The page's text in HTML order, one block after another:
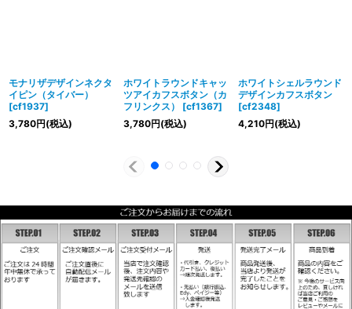
モナリザデザインネクタ
イピン（タイバー）
[cf1937]
3,780円(税込)
ホワイトラウンドキャッ
ツアイカフスボタン（カ
フリンクス）
[cf1367]
3,780円(税込)
ホワイトシェルラウンド
デザインカフスボタン
[cf2348]
4,210円(税込)